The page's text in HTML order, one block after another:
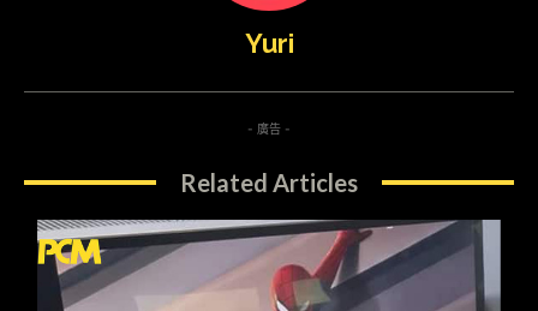
Yuri
- 廣告 -
Related Articles